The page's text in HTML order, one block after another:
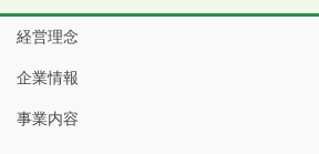
経営理念
企業情報
事業内容